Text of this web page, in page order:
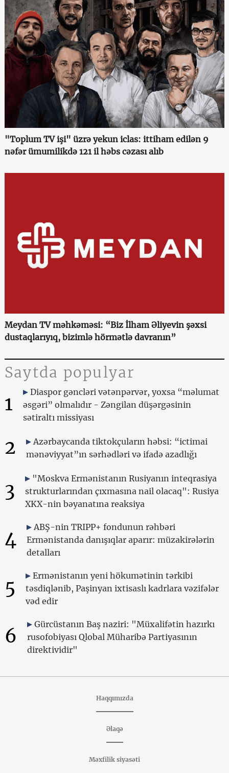
"Toplum TV işi" üzrə yekun iclas: ittiham edilən 9
nəfər ümumilikdə 121 il həbs cəzası alıb
Meydan TV məhkəməsi: “Biz İlham Əliyevin şəxsi
dustaqlarıyıq, bizimlə hörmətlə davranın”
Saytda populyar
1
Diaspor gəncləri vətənpərvər, yoxsa “məlumat
əsgəri” olmalıdır - Zəngilan düşərgəsinin
sətiraltı missiyası
2
Azərbaycanda tiktokçuların həbsi: “ictimai
mənəviyyat”ın sərhədləri və ifadə azadlığı
3
"Moskva Ermənistanın Rusiyanın inteqrasiya
strukturlarından çıxmasına nail olacaq": Rusiya
XKX-nin bəyanatına reaksiya
4
ABŞ-nin TRIPP+ fondunun rəhbəri
Ermənistanda danışıqlar aparır: müzakirələrin
detalları
5
Ermənistanın yeni hökumətinin tərkibi
təsdiqlənib, Paşinyan ixtisaslı kadrlara vəzifələr
vəd edir
6
Gürcüstanın Baş naziri: "Müxalifətin hazırkı
rusofobiyası Qlobal Müharibə Partiyasının
direktividir"
Haqqımızda
Əlaqə
Məxfilik siyasəti